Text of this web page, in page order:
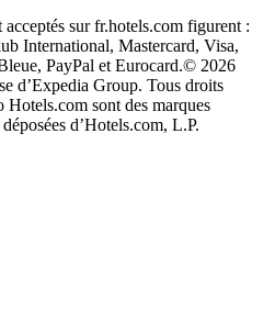
sur fr.hotels.com figurent :
International, Mastercard, Visa,
PayPal et Eurocard.© 2026
d’Expedia Group. Tous droits
sont des marques
d’Hotels.com, L.P.